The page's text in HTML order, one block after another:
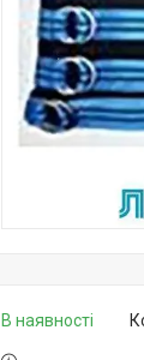
В наявності